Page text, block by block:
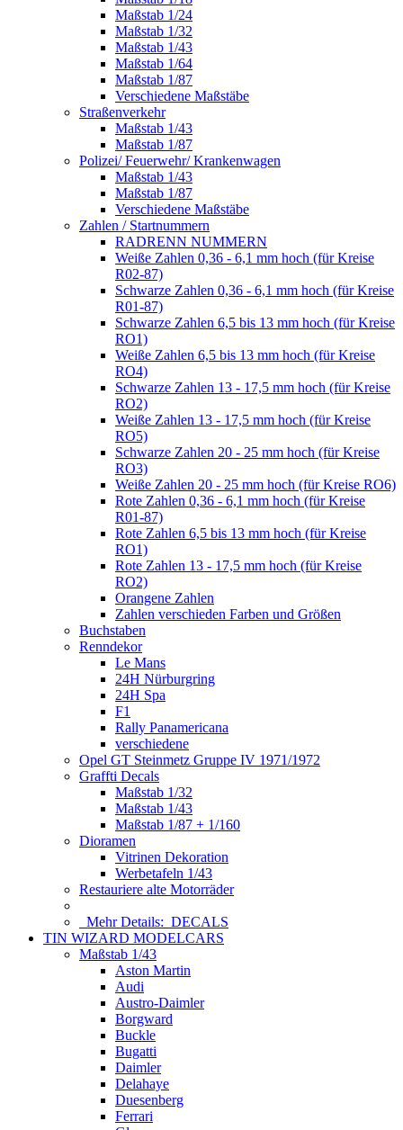
Maßstab 1/24
Maßstab 1/32
Maßstab 1/43
Maßstab 1/64
Maßstab 1/87
Verschiedene Maßstäbe
Straßenverkehr
Maßstab 1/43
Maßstab 1/87
Polizei/ Feuerwehr/ Krankenwagen
Maßstab 1/43
Maßstab 1/87
Verschiedene Maßstäbe
Zahlen / Startnummern
RADRENN NUMMERN
Weiße Zahlen 0,36 - 6,1 mm hoch (für Kreise
R02-87)
Schwarze Zahlen 0,36 - 6,1 mm hoch (für Kreise
R01-87)
Schwarze Zahlen 6,5 bis 13 mm hoch (für Kreise
RO1)
Weiße Zahlen 6,5 bis 13 mm hoch (für Kreise
RO4)
Schwarze Zahlen 13 - 17,5 mm hoch (für Kreise
RO2)
Weiße Zahlen 13 - 17,5 mm hoch (für Kreise
RO5)
Schwarze Zahlen 20 - 25 mm hoch (für Kreise
RO3)
Weiße Zahlen 20 - 25 mm hoch (für Kreise RO6)
Rote Zahlen 0,36 - 6,1 mm hoch (für Kreise
R01-87)
Rote Zahlen 6,5 bis 13 mm hoch (für Kreise
RO1)
Rote Zahlen 13 - 17,5 mm hoch (für Kreise
RO2)
Orangene Zahlen
Zahlen verschieden Farben und Größen
Buchstaben
Renndekor
Le Mans
24H Nürburgring
24H Spa
F1
Rally Panamericana
verschiedene
Opel GT Steinmetz Gruppe IV 1971/1972
Graffti Decals
Maßstab 1/32
Maßstab 1/43
Maßstab 1/87 + 1/160
Dioramen
Vitrinen Dekoration
Werbetafeln 1/43
Restauriere alte Motorräder
Mehr Details: DECALS
TIN WIZARD MODELCARS
Maßstab 1/43
Aston Martin
Audi
Austro-Daimler
Borgward
Buckle
Bugatti
Daimler
Delahaye
Duesenberg
Ferrari